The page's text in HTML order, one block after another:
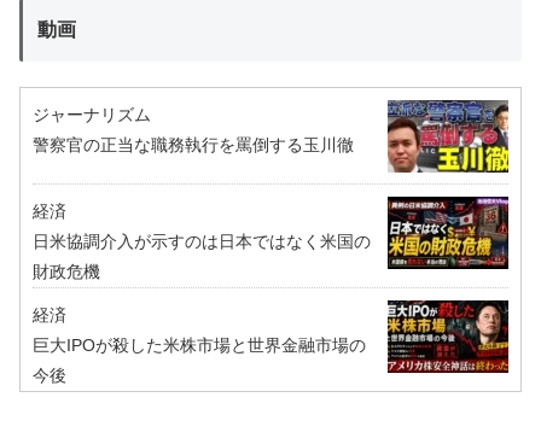
動画
ジャーナリズム
警察官の正当な職務執行を罵倒する玉川徹
経済
日米協調介入が示すのは日本ではなく米国の
財政危機
経済
巨大IPOが殺した米株市場と世界金融市場の
今後